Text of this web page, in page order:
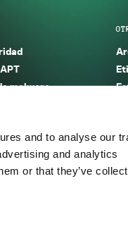
and to analyse our
and analytics
or that they’ve
malware
y phishing